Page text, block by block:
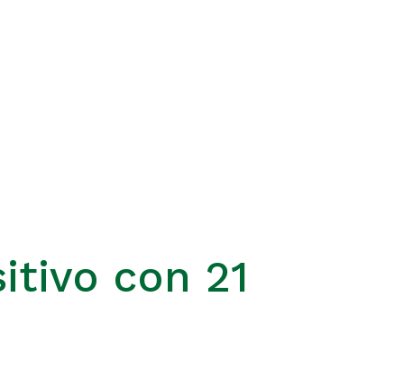
con 21